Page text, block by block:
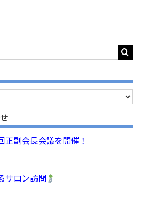
副会長会議を開催！
サロン訪問